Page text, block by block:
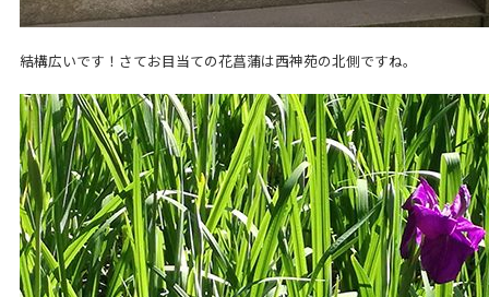
結構広いです！さてお目当ての花菖蒲は西神苑の北側ですね。